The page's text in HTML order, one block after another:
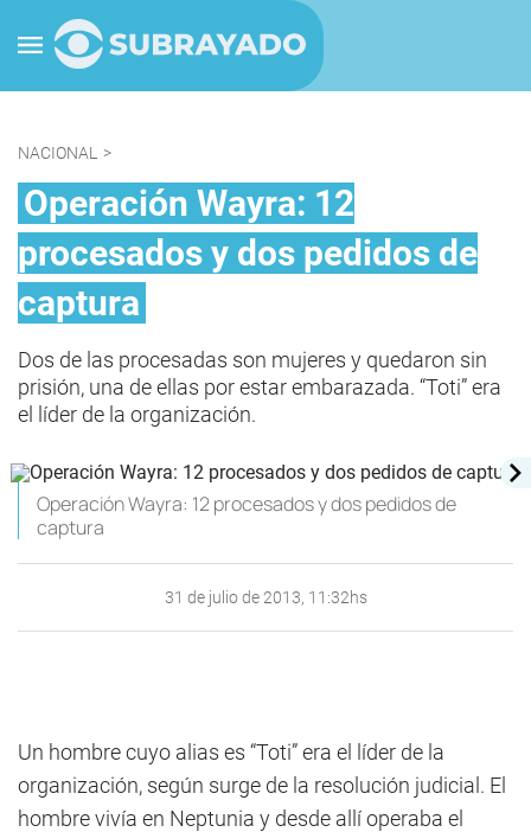
NACIONAL >
Operación Wayra: 12
procesados y dos pedidos de
captura
Dos de las procesadas son mujeres y quedaron sin
prisión, una de ellas por estar embarazada. “Toti” era
el líder de la organización.
Operación Wayra: 12 procesados y dos pedidos de
captura
31 de julio de 2013, 11:32hs
Un hombre cuyo alias es “Toti” era el líder de la
organización, según surge de la resolución judicial. El
hombre vivía en Neptunia y desde allí operaba el